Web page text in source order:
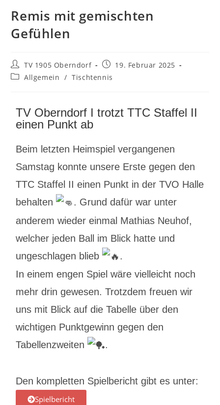
Remis mit gemischten
Gefühlen
TV 1905 Oberndorf
19. Februar 2025
Allgemein / Tischtennis
TV Oberndorf I trotzt TTC Staffel II
einen Punkt ab
Beim letzten Heimspiel vergangenen
Samstag konnte unsere Erste gegen den
TTC Staffel II einen Punkt in der TVO Halle
behalten
. Grund dafür war unter
anderem wieder einmal Mathias Neuhof,
welcher jeden Ball im Blick hatte und
ungeschlagen blieb
.
In einem engen Spiel wäre vielleicht noch
mehr drin gewesen. Trotzdem freuen wir
uns mit Blick auf die Tabelle über den
wichtigen Punktgewinn gegen den
Tabellenzweiten
.
Den kompletten Spielbericht gibt es unter:
Spielbericht